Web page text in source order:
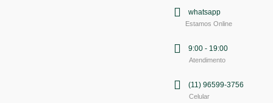
whatsapp
Estamos Online
9:00 - 19:00
Atendimento
(11) 96599-3756
Celular